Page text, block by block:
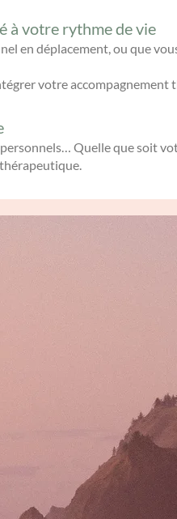
à votre rythme de vie
en déplacement, ou que
votre
Quelle que soit